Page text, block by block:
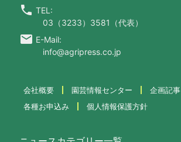
call TEL:
03（3233）3581（代表）
email E-Mail:
info@agripress.co.jp
会社概要 園芸情報センター
企画記事
各種お申込み
個人情報保護方針